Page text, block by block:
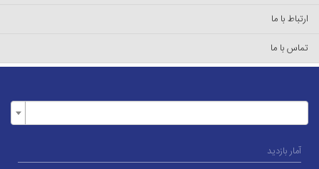
ارتباط با ما
تماس با ما
آمار بازدید